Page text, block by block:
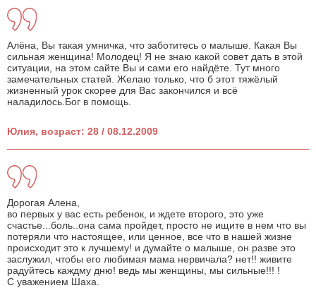
Алёна, Вы такая умничка, что заботитесь о малыше. Какая Вы
сильная женщина! Молодец! Я не знаю какой совет дать в этой
ситуации, на этом сайте Вы и сами его найдёте. Тут много
замечательных статей. Желаю только, что б этот тяжёлый
жизненный урок скорее для Вас закончился и всё
наладилось.Бог в помощь.
Юлия, возраст: 28 / 08.12.2009
Дорогая Алена,
во первых у вас есть ребенок, и ждете второго, это уже
счастье...боль..она сама пройдет, просто не ищите в нем что вы
потеряли что настоящее, или ценное, все что в нашей жизне
происходит это к лучшему! и думайте о малыше, он разве это
заслужил, чтобы его любимая мама нервичала? нет!! живите
радуйтесь каждму дню! ведь мы женщины, мы сильные!!! !
С уважением Шаха.